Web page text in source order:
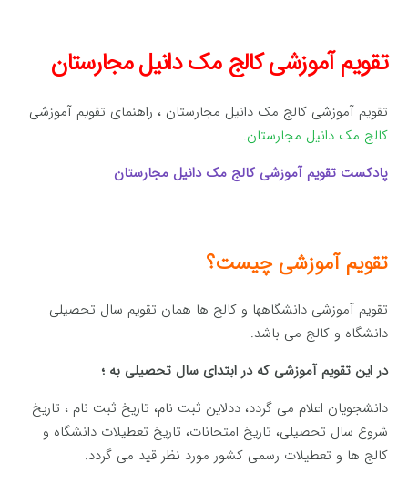
تقویم آموزشی کالج مک دانیل مجارستان
تقویم آموزشی کالج مک دانیل مجارستان ، راهنمای تقویم آموزشی
کالج مک دانیل مجارستان.
پادکست تقویم آموزشی کالج مک دانیل مجارستان
تقویم آموزشی چیست؟
تقویم آموزشی دانشگاهها و کالج ها همان تقویم سال تحصیلی
دانشگاه و کالج می باشد.
در این تقویم آموزشی که در ابتدای سال تحصیلی به ؛
دانشجویان اعلام می گردد، ددلاین ثبت نام، تاریخ ثبت نام ، تاریخ
شروع سال تحصیلی، تاریخ امتحانات، تاریخ تعطیلات دانشگاه و
کالج ها و تعطیلات رسمی کشور مورد نظر قید می گردد.